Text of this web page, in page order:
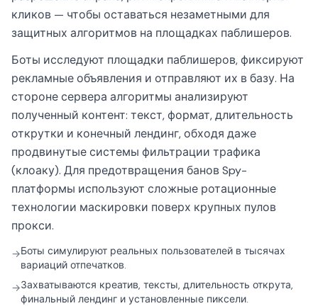
кликов — чтобы оставаться незаметными для
защитных алгоритмов на площадках паблишеров.
Боты исследуют площадки паблишеров, фиксируют
рекламные объявления и отправляют их в базу. На
стороне сервера алгоритмы анализируют
полученный контент: текст, формат, длительность
открутки и конечный лендинг, обходя даже
продвинутые системы фильтрации трафика
(клоаку). Для предотвращения банов Spy-
платформы используют сложные ротационные
технологии маскировки поверх крупных пулов
прокси.
→Боты симулируют реальных пользователей в тысячах
вариаций отпечатков.
→Захватываются креатив, тексты, длительность открута,
финальный лендинг и установленные пиксели.